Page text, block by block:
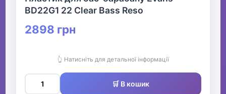
BD22G1 22 Clear Bass Reso
2898 грн
👆 Натисніть для детальної інформації
🛒 В кошик